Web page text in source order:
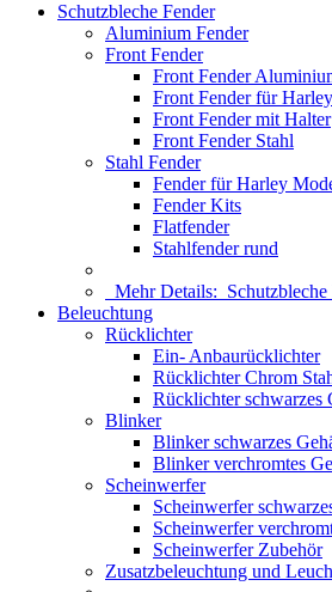
Schutzbleche Fender
Aluminium Fender
Front Fender
Front Fender
Front Fender für
Front Fender mit Halter
Front Fender Stahl
Stahl Fender
Fender für Harley
Fender Kits
Flatfender
Stahlfender rund
Mehr Details: Schutzbleche
Beleuchtung
Rücklichter
Ein- Anbaurücklichter
Rücklichter Chrom
Rücklichter schwarzes
Blinker
Blinker schwarzes
Blinker verchromtes
Scheinwerfer
Scheinwerfer
Scheinwerfer
Scheinwerfer Zubehör
Zusatzbeleuchtung und